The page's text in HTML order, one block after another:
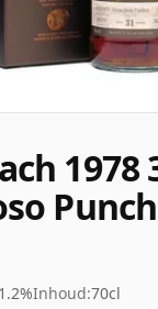
1978
Inhoud:70cl